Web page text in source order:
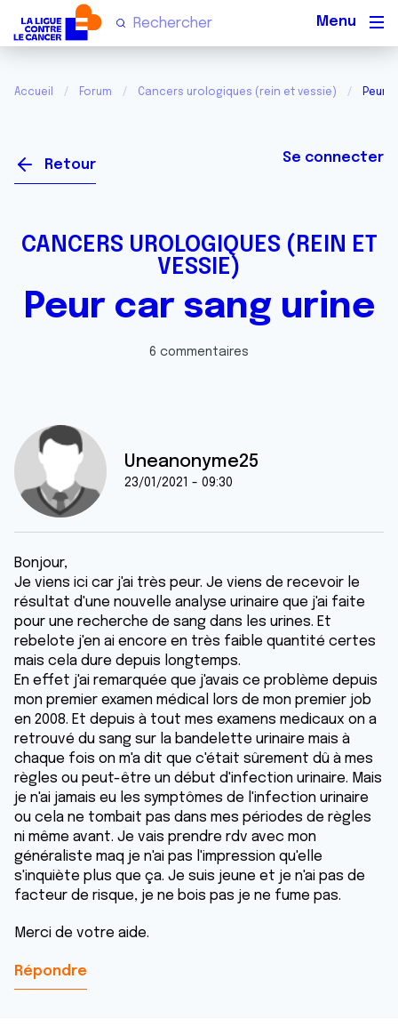
Accueil Forum Cancers urologiques (rein et vessie) Peur
Retour Se connecter
CANCERS UROLOGIQUES (REIN ET
VESSIE)
Peur car sang urine
6 commentaires
Uneanonyme25
23/01/2021 - 09:30
Bonjour,
Je viens ici car j'ai très peur. Je viens de recevoir le
résultat d'une nouvelle analyse urinaire que j'ai faite
pour une recherche de sang dans les urines. Et
rebelote j'en ai encore en très faible quantité certes
mais cela dure depuis longtemps.
En effet j'ai remarquée que j'avais ce problème depuis
mon premier examen médical lors de mon premier job
en 2008. Et depuis à tout mes examens medicaux on a
retrouvé du sang sur la bandelette urinaire mais à
chaque fois on m'a dit que c'était sûrement dû à mes
règles ou peut-être un début d'infection urinaire. Mais
je n'ai jamais eu les symptômes de l'infection urinaire
ou cela ne tombait pas dans mes périodes de règles
ni même avant. Je vais prendre rdv avec mon
généraliste maq je n'ai pas l'impression qu'elle
s'inquiète plus que ça. Je suis jeune et je n'ai pas de
facteur de risque, je ne bois pas je ne fume pas.
Merci de votre aide.
Répondre